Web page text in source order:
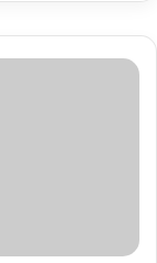
حكمة